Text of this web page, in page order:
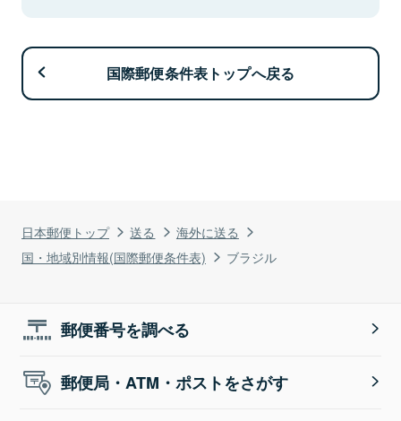
日本郵便トップ 送る
海外に送る
国・地域別情報(国際郵便条件表)
ブラジル
国際郵便条件表トップへ戻る
郵便番号を調べる
郵便局・ATM・ポストをさがす